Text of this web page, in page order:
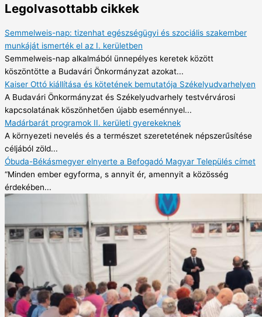
Legolvasottabb cikkek
Semmelweis-nap: tizenhat egészségügyi és szociális szakember
munkáját ismerték el az I. kerületben
Semmelweis-nap alkalmából ünnepélyes keretek között
köszöntötte a Budavári Önkormányzat azokat...
Kaiser Ottó kiállítása és kötetének bemutatója Székelyudvarhelyen
A Budavári Önkormányzat és Székelyudvarhely testvérvárosi
kapcsolatának köszönhetően újabb eseménnyel...
Madárbarát programok II. kerületi gyerekeknek
A környezeti nevelés és a természet szeretetének népszerűsítése
céljából zöld...
Óbuda-Békásmegyer elnyerte a Befogadó Magyar Település címet
“Minden ember egyforma, s annyit ér, amennyit a közösség
érdekében...